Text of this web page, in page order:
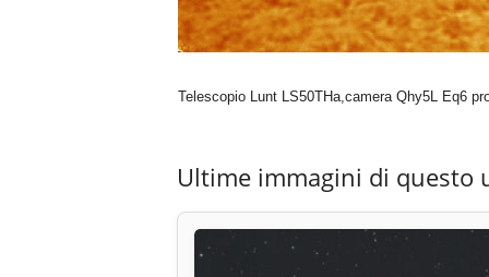
Telescopio Lunt LS50THa,camera Qhy5L Eq6
Ultime immagini di questo